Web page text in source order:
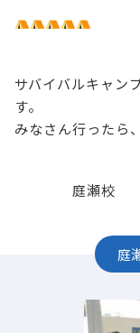
サバイバルキャン
す。
みなさん行ったら
庭瀬校
庭